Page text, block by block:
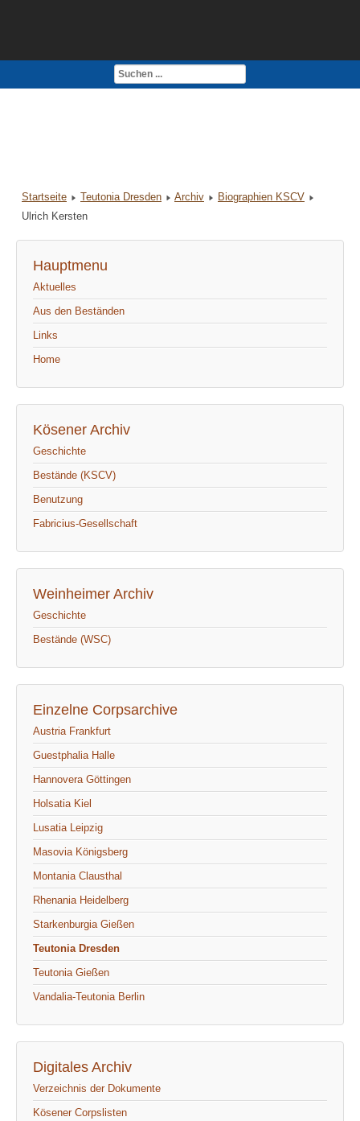
Impressum
Startseite Teutonia Dresden Archiv
Biographien KSCV
Ulrich Kersten
Hauptmenu
Aktuelles
Aus den Beständen
Links
Home
Kösener Archiv
Geschichte
Bestände (KSCV)
Benutzung
Fabricius-Gesellschaft
Weinheimer Archiv
Geschichte
Bestände (WSC)
Einzelne Corpsarchive
Austria Frankfurt
Guestphalia Halle
Hannovera Göttingen
Holsatia Kiel
Lusatia Leipzig
Masovia Königsberg
Montania Clausthal
Rhenania Heidelberg
Starkenburgia Gießen
Teutonia Dresden
Teutonia Gießen
Vandalia-Teutonia Berlin
Digitales Archiv
Verzeichnis der Dokumente
Kösener Corpslisten